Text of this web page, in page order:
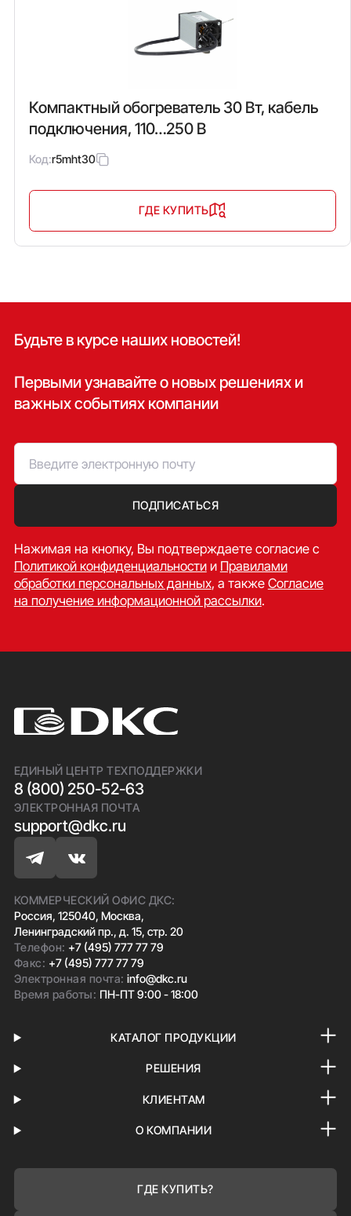
Компактный обогреватель 30 Вт, кабель
подключения, 110…250 В
Код:r5mht30
ГДЕ КУПИТЬ
Будьте в курсе наших новостей!
Первыми узнавайте о новых решениях и
важных событиях компании
ПОДПИСАТЬСЯ
Нажимая на кнопку, Вы подтверждаете согласие c
Политикой конфиденциальностии Правилами
обработки персональных данных, а также Согласие
на получение информационной рассылки.
ЕДИНЫЙ ЦЕНТР ТЕХПОДДЕРЖКИ
8 (800) 250-52-63
ЭЛЕКТРОННАЯ ПОЧТА
support@dkc.ru
КОММЕРЧЕСКИЙ ОФИС ДКС:
Россия, 125040, Москва,
Ленинградский пр., д. 15, стр. 20
Телефон: +7 (495) 777 77 79
Факс: +7 (495) 777 77 79
Электронная почта:info@dkc.ru
Время работы: ПН-ПТ 9:00 - 18:00
КАТАЛОГ ПРОДУКЦИИ
РЕШЕНИЯ
КЛИЕНТАМ
О КОМПАНИИ
ГДЕ КУПИТЬ?